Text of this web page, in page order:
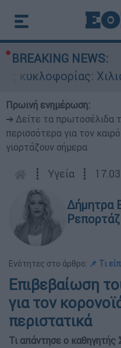
BREAKING NEWS:
Πρωινή ενημέρωση:
➔ Δείτε τα πρωτοσέλιδα
περισσότερα για τον
γιορτάζουν σήμερα
┋ Υγεία ┋
Δήμητρα
Ενότητες στο άρθρο: 📌 Τι
Επιβεβαίωση
για τον
περιστατικά
Τι απάντησε ο